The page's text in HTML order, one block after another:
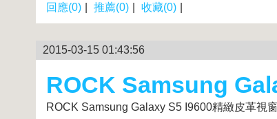
回應(0) 推薦(0) 收藏(0)
2015-03-15 01:43:56
ROCK Samsung
ROCK Samsung Galaxy S5 I9600精緻皮革視